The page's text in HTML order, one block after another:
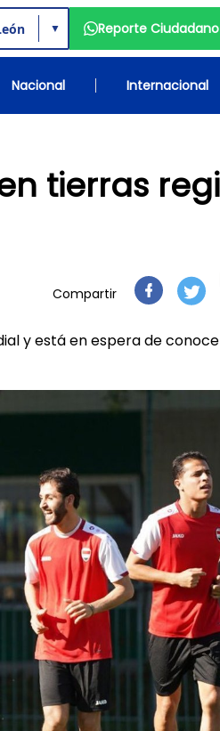
▼ Reporte Ciudadano
Nacional Internacional
tierras
Compartir
y está en espera de